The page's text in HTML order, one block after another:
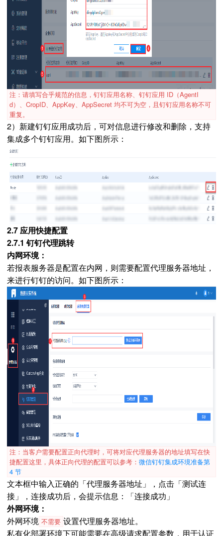
注：请填写合乎规范的信息，钉钉应用名称、钉钉应用 ID（AgentI
d）、CropID、AppKey、AppSecret 均不可为空，且钉钉应用名称不可
重复。
2）新建钉钉应用成功后，可对信息进行修改和删除，支持
集成多个钉钉应用。如下图所示：
2.7 应用快捷配置
2.7.1 钉钉代理跳转
内网环境：
若报表服务器是配置在内网，则需要配置代理服务器地址，
来进行钉钉的访问。如下图所示：
注：当客户需要配置正向代理时，可将对应代理服务器的地址填写在快
捷配置这里，具体正向代理的配置可以参考： 微信钉钉集成环境准备第
4 节
文本框中输入正确的「代理服务器地址」，点击「测试连
接」，连接成功后，会提示信息：「连接成功」
外网环境：
外网环境 不需要 设置代理服务器地址。
私有化部署环境下可能需要在高级请求配置参数，用于认证